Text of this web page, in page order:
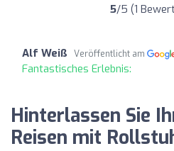
5/5 (1
Alf Weiß Veröffentlicht am
Fantastisches Erlebnis:
Hinterlassen Sie
Reisen mit